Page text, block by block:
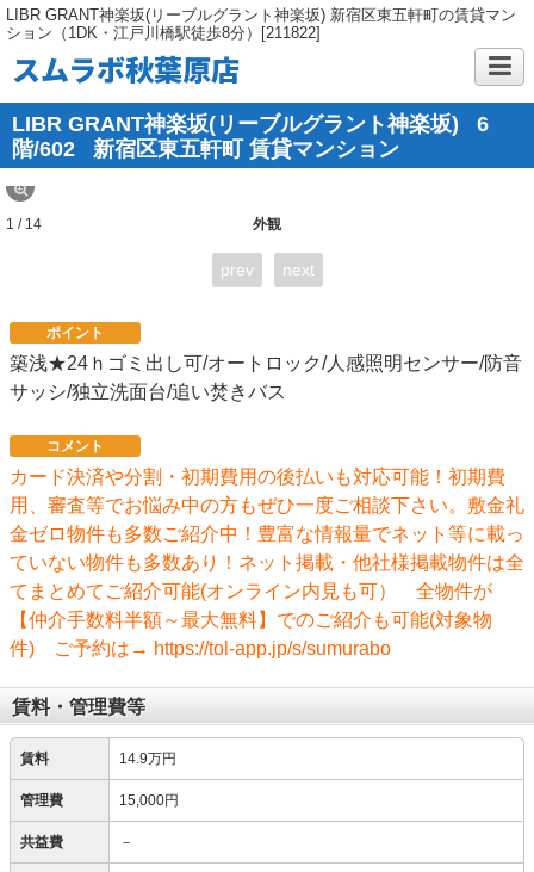
LIBR GRANT神楽坂(リーブルグラント神楽坂) 新宿区東五軒町の賃貸マン
ション（1DK・江戸川橋駅徒歩8分）[211822]
スムラボ秋葉原店
LIBR GRANT神楽坂(リーブルグラント神楽坂)
6
階/602
新宿区東五軒町 賃貸マンション
外観
1 / 14
prev next
ポイント
築浅★24ｈゴミ出し可/オートロック/人感照明センサー/防音
サッシ/独立洗面台/追い焚きバス
コメント
カード決済や分割・初期費用の後払いも対応可能！初期費
用、審査等でお悩み中の方もぜひ一度ご相談下さい。敷金礼
金ゼロ物件も多数ご紹介中！豊富な情報量でネット等に載っ
ていない物件も多数あり！ネット掲載・他社様掲載物件は全
てまとめてご紹介可能(オンライン内見も可） 全物件が
【仲介手数料半額～最大無料】でのご紹介も可能(対象物
件) ご予約は→ https://tol-app.jp/s/sumurabo
賃料・管理費等
賃料 14.9万円
管理費 15,000円
共益費 －